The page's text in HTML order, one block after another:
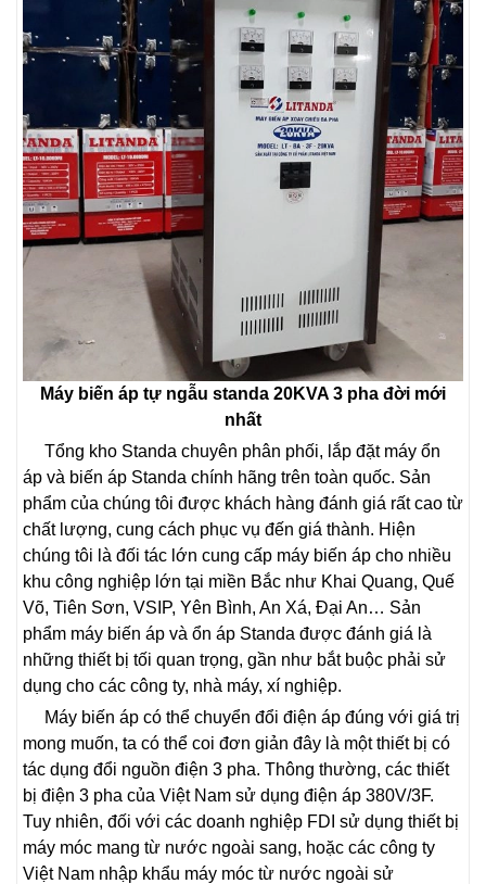
Máy biến áp tự ngẫu standa 20KVA 3 pha đời mới
nhất
Tổng kho Standa chuyên phân phối, lắp đặt máy ổn
áp và biến áp Standa chính hãng trên toàn quốc. Sản
phẩm của chúng tôi được khách hàng đánh giá rất cao từ
chất lượng, cung cách phục vụ đến giá thành. Hiện
chúng tôi là đối tác lớn cung cấp máy biến áp cho nhiều
khu công nghiệp lớn tại miền Bắc như Khai Quang, Quế
Võ, Tiên Sơn, VSIP, Yên Bình, An Xá, Đại An… Sản
phẩm máy biến áp và ổn áp Standa được đánh giá là
những thiết bị tối quan trọng, gần như bắt buộc phải sử
dụng cho các công ty, nhà máy, xí nghiệp.
Máy biến áp có thể chuyển đổi điện áp đúng với giá trị
mong muốn, ta có thể coi đơn giản đây là một thiết bị có
tác dụng đổi nguồn điện 3 pha. Thông thường, các thiết
bị điện 3 pha của Việt Nam sử dụng điện áp 380V/3F.
Tuy nhiên, đối với các doanh nghiệp FDI sử dụng thiết bị
máy móc mang từ nước ngoài sang, hoặc các công ty
Việt Nam nhập khẩu máy móc từ nước ngoài sử